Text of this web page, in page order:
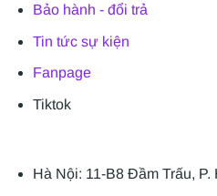
Bảo hành - đổi trả
Tin tức sự kiện
Fanpage
Tiktok
Hà Nội: 11-B8 Đầm Trấu, P.